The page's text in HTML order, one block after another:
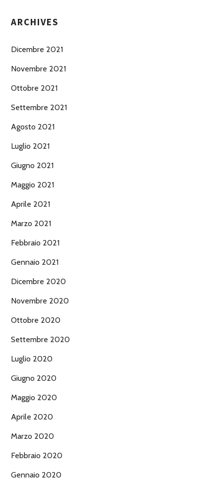
ARCHIVES
Dicembre 2021
Novembre 2021
Ottobre 2021
Settembre 2021
Agosto 2021
Luglio 2021
Giugno 2021
Maggio 2021
Aprile 2021
Marzo 2021
Febbraio 2021
Gennaio 2021
Dicembre 2020
Novembre 2020
Ottobre 2020
Settembre 2020
Luglio 2020
Giugno 2020
Maggio 2020
Aprile 2020
Marzo 2020
Febbraio 2020
Gennaio 2020